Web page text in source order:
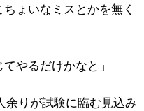
ょいなミスとかを無く
やるだけかなと」
りが試験に臨む見込み